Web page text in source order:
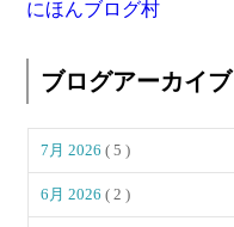
にほんブログ村
ブログアーカイブ
7月 2026( 5 )
6月 2026( 2 )